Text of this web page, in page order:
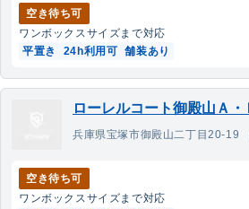
空き待ち可
ワンボックスサイズまで対応
平置き
24h利用可 舗装あり
ローレルコート御殿山Ａ・
兵庫県宝塚市御殿山二丁目20-19
空き待ち可
ワンボックスサイズまで対応